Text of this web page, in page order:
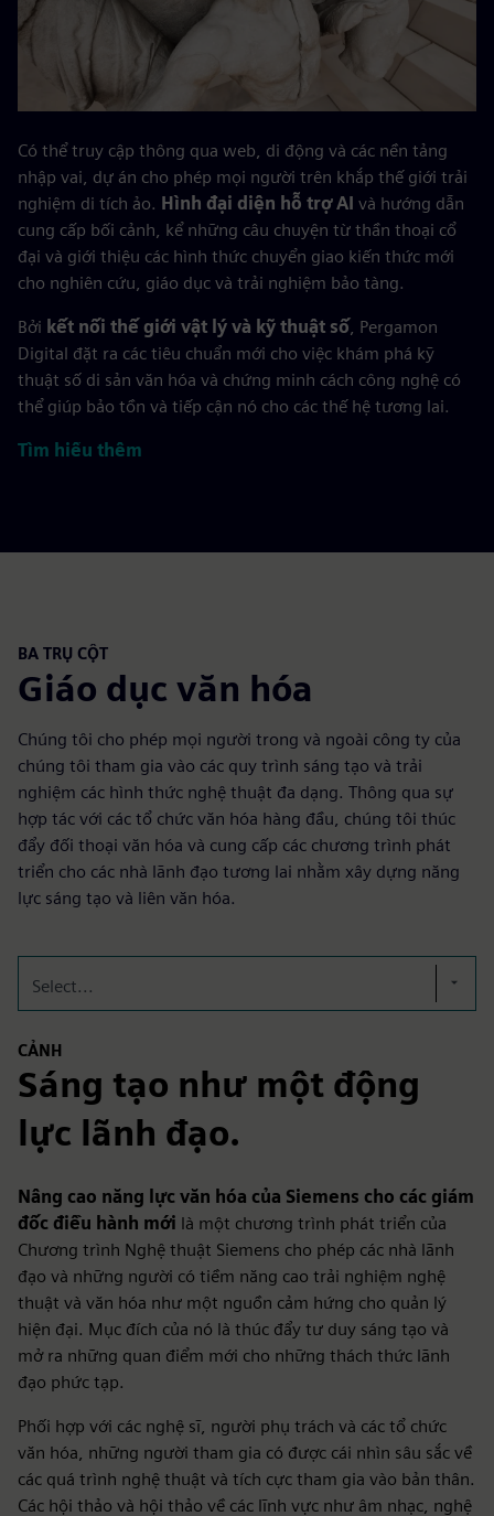
Có thể truy cập thông qua web, di động và các nền tảng
nhập vai, dự án cho phép mọi người trên khắp thế giới trải
nghiệm di tích ảo. Hình đại diện hỗ trợ AI và hướng dẫn
cung cấp bối cảnh, kể những câu chuyện từ thần thoại cổ
đại và giới thiệu các hình thức chuyển giao kiến thức mới
cho nghiên cứu, giáo dục và trải nghiệm bảo tàng.
Bởi kết nối thế giới vật lý và kỹ thuật số, Pergamon
Digital đặt ra các tiêu chuẩn mới cho việc khám phá kỹ
thuật số di sản văn hóa và chứng minh cách công nghệ có
thể giúp bảo tồn và tiếp cận nó cho các thế hệ tương lai.
Tìm hiểu thêm
BA TRỤ CỘT
Giáo dục văn hóa
Chúng tôi cho phép mọi người trong và ngoài công ty của
chúng tôi tham gia vào các quy trình sáng tạo và trải
nghiệm các hình thức nghệ thuật đa dạng. Thông qua sự
hợp tác với các tổ chức văn hóa hàng đầu, chúng tôi thúc
đẩy đối thoại văn hóa và cung cấp các chương trình phát
triển cho các nhà lãnh đạo tương lai nhằm xây dựng năng
lực sáng tạo và liên văn hóa.
Select...
CẢNH
Sáng tạo như một động
lực lãnh đạo.
Nâng cao năng lực văn hóa của Siemens cho các giám
đốc điều hành mới là một chương trình phát triển của
Chương trình Nghệ thuật Siemens cho phép các nhà lãnh
đạo và những người có tiềm năng cao trải nghiệm nghệ
thuật và văn hóa như một nguồn cảm hứng cho quản lý
hiện đại. Mục đích của nó là thúc đẩy tư duy sáng tạo và
mở ra những quan điểm mới cho những thách thức lãnh
đạo phức tạp.
Phối hợp với các nghệ sĩ, người phụ trách và các tổ chức
văn hóa, những người tham gia có được cái nhìn sâu sắc về
các quá trình nghệ thuật và tích cực tham gia vào bản thân.
Các hội thảo và hội thảo về các lĩnh vực như âm nhạc, nghệ